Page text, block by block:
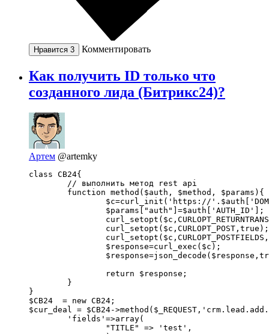
Нравится 3 Комментировать
Как получить ID только что
созданного лида (Битрикс24)?
Артем @artemky
class CB24{
}
$CB24  = new CB24;
$cur_deal = $CB24-